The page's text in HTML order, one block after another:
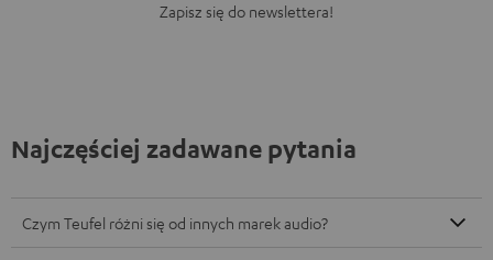
Zapisz się do newslettera!
Najczęściej zadawane pytania
Czym Teufel różni się od innych marek audio?